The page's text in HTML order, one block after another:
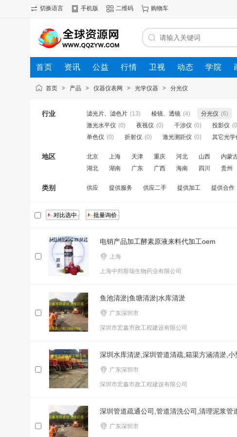
切换语言 手机版 二维码 购物车
首页 资讯 公益 行情 卫视 动态 学院
首页 > 产品 > 仪器仪表网 > 光学仪器 > 分光仪
行业 滤光片、滤色片 (13) 棱镜、透镜 (4) 分光仪 (6)
激光水平仪 (0) 夜视仪 (0) 干涉仪 (0) 投影仪
单色仪 (0) 折射仪 (0) 激光测距仪 (0) 其它光学
地区 北京 上海 天津 重庆 河北 山西 内蒙
湖北
湖南 广东 广西 海南 四川 贵州
类别 供应 提供服务 供应二手 提供加工 提供合作
电销产品加工酵素原液来料代加工oem
上海
上海中邦斯瑞生物药业有限公司
鱼池清淤|鱼塘清淤|水库清淤
广东深圳市
深圳市宏鑫市政工程建设有限公司
深圳水库清淤,深圳管道清疏,箱渠方涵清淤,小
广东深圳市
深圳市宏鑫市政工程建设有限公司
深圳管道疏通公司,管道清洗公司,清理泥浆管
广东深圳市